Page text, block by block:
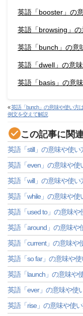
英語「booster」の
英語「browsing」
英語「bunch」の意
英語「dwell」の意
英語「basis」の意
«英語「bunch」の意味や使い方
例文を交えて解説
この記事に関
英語「still」の意味や使
英語「even」の意味や使
英語「will」の意味や使
英語「while」の意味や
英語「used to」の意味
英語「around」の意味や
英語「current」の意味や
英語「so far」の意味や
英語「launch」の意味や
英語「ever」の意味や使
英語「rise」の意味や使